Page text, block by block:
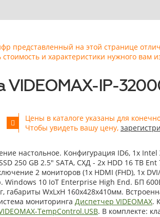
представленный на этой странице
и характеристики нужного вам
VIDEOMAX-IP-
Цены в каталоге указаны для
Чтобы увидеть вашу цену,
настольное. Конфигурация ID6, 1x
250 GB 2.5" SATA, СХД - 2x HDD 16 TB
2 мониторов (1x HDMI (FHD), 1x
Windows 10 IoT Enterprise High End. БП
габариты WxLxH 160х428х410мм.
мониторинга Диспетчер VIDEOMAX.
TempControl.USB. В комплекте: